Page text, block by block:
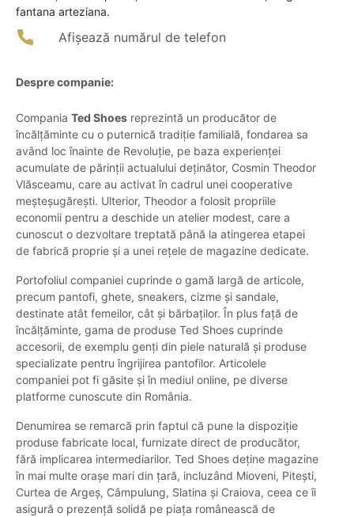
fantana arteziana.
Afișează numărul de telefon
Despre companie:
Compania Ted Shoes reprezintă un producător de
încălțăminte cu o puternică tradiție familială, fondarea sa
având loc înainte de Revoluție, pe baza experienței
acumulate de părinții actualului deținător, Cosmin Theodor
Vlăsceamu, care au activat în cadrul unei cooperative
meșteșugărești. Ulterior, Theodor a folosit propriile
economii pentru a deschide un atelier modest, care a
cunoscut o dezvoltare treptată până la atingerea etapei
de fabrică proprie și a unei rețele de magazine dedicate.
Portofoliul companiei cuprinde o gamă largă de articole,
precum pantofi, ghete, sneakers, cizme și sandale,
destinate atât femeilor, cât și bărbaților. În plus față de
încălțăminte, gama de produse Ted Shoes cuprinde
accesorii, de exemplu genți din piele naturală și produse
specializate pentru îngrijirea pantofilor. Articolele
companiei pot fi găsite și în mediul online, pe diverse
platforme cunoscute din România.
Denumirea se remarcă prin faptul că pune la dispoziție
produse fabricate local, furnizate direct de producător,
fără implicarea intermediarilor. Ted Shoes deține magazine
în mai multe orașe mari din țară, incluzând Mioveni, Pitești,
Curtea de Argeș, Câmpulung, Slatina și Craiova, ceea ce îi
asigură o prezență solidă pe piața românească de